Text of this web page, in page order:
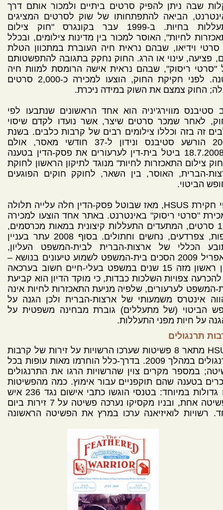
שבה ניתן להפיק סרטים ביתיים ולמכור אותם דרך
הביאה להתפתחותו של שוק לסרטים המציגים
התעללות בחיות. ב-1999 עבר בקונגרס "חוק צילום
לחיות", האוסר למכור בין מדינות צילומים, ובכלל
סרטי וידיאו, שבהם נראית חיה העוברת במתכוון הטלת
פציעה, עינוי או הרג. החוק נחקק בתגובה להתפשטותם
"סרטי ריסוק", שבהם נראית אישה הרומסת למוות חיה
קטנה. לפני חקיקת החוק, הוצעו למכירה כ-2,000 סרטים
החוק צמצם את השוק במידה ניכרת.
סטיבנס מווירג'יניה הוא אחד הראשונים שנתבעו לפי
לאחר שמכר סרטים שיצר, אשר נועדו לקדם שיסוי
זה בזה וכללו צילומים רבים של קרבות כלבים. בשנת
2005 הורשע סטיבנס ונידון ל-37 חודשי מאסר, אולם
ב-18.7.2008 ביטל בית-דין לערעורים את פסק-הדין בטענה
צילום התאכזרות לחיות" מנוגד לתיקון הראשון לחוקת
הברית, האוסר, בין השאר, לחוקק חוקים הפוגעים
הביטוי.
לפי חקירת HSUS, מאז שבוטל פסק-הדין חלה עלייה תלולה
"סרטי ריסוק" באינטרנט. באתר אחד הוצעו למכירה
118 סרטים, המתעדים התעללות קיצונית במאות מכרסמים,
עופות, צפרדעים, נחשים וחתולים. בסוף 2008 עתר בעניין
הכללי של ארצות-הברית לבית-המשפט העליון,
ובאפריל 2009 הסכים בית-המשפט לשמוע טיעונים בנושא –
דיון ראשון מזה 15 שנים במשפט בעלי-חיים חשוב בערכאה
להכרעה צפויות השלכות כבדות, כי מוקד הדיון הוא קביעת
המשפט לערעורים, שלפיה מניעת התאכזרות לחיות אינה
אינטרס משמעותי של ארצות-הברית ולכן הגנה על
הביטוי (של מתעללים) גוברת מבחינה משפטית על
על חיות מפני התעללות.
תרנגולים
HSUS מתאר 8 פשיטות שערכו הרשויות על זירות של קרבות
תרנגולים במהלך 2009. בדרך-כלל הוחרמו מאות עופות בכל
במספר מקרים צוין שהרשויות הרגו את התרנגולים
בטענה שהם תוקפניים עבור אימוץ. כמה מהפשיטות
היו גדולות במיוחד: בטנסי הוגשו כתבי אישום נגד 236 איש
בפשיטה אחת, ובניו מקסיקו נערכה פשיטה על 7 זירות ביום
רשויות לואיזיאנה ערכו במרץ את הפשיטה הראשונה